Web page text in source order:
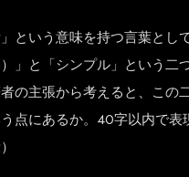
という意味を持つ言葉とし
」と「シンプル」という二
の主張から考えると、この
点にあるか。40字以内で表